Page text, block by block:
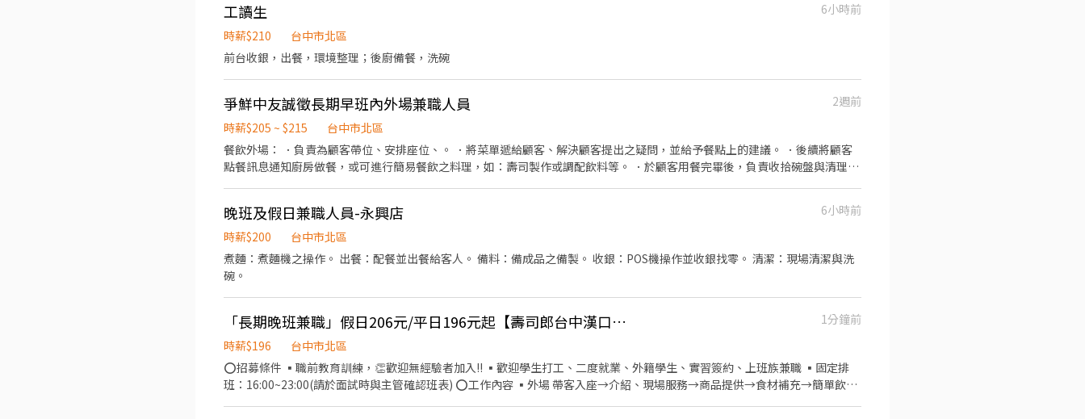
商業禮儀、衛生知識及專業的烹飪技巧，還可接觸店鋪的經營管理，例如：成本控管及數據分析等專業知識 ▪升遷快速且制度完
善，依努力及成果將有升遷加薪的機會 ▪享有完善的福利制度，加班費為5分鐘為單位計算，重視員工的辛勤付出 ▪計畫拓展全
台灣，讓更多人有機會品嚐美味平價壽司，致力成為頂尖品牌
工讀生
6小時前
時薪$210
台中市北區
前台收銀，出餐，環境整理；後廚備餐，洗碗
爭鮮中友誠徵長期早班內外場兼職人員
2週前
時薪$205 ~ $215
台中市北區
餐飲外場： ．負責為顧客帶位、安排座位、。 ．將菜單遞給顧客、解決顧客提出之疑問，並給予餐點上的建議。 ．後續將顧客
點餐訊息通知廚房做餐，或可進行簡易餐飲之料理，如：壽司製作或調配飲料等。 ．於顧客用餐完畢後，負責收拾碗盤與清理環
量。 ．負責擺盤、打包外帶服務。
晚班及假日兼職人員-永興店
6小時前
時薪$200
台中市北區
煮麵：煮麵機之操作。 出餐：配餐並出餐給客人。 備料：備成品之備製。 收銀：POS機操作並收銀找零。 清潔：現場清潔與洗
碗。
「長期晚班兼職」假日206元/平日196元起【壽司郎台中漢口路店】
1分鐘前
時薪$196
台中市北區
⭕招募條件 ▪職前教育訓練，👏歡迎無經驗者加入!! ▪歡迎學生打工、二度就業、外籍學生、實習簽約、上班族兼職 ▪固定排
班：16:00~23:00(請於面試時與主管確認班表) ⭕工作內容 ▪外場 帶客入座→介紹、現場服務→商品提供→食材補充→簡單飲料